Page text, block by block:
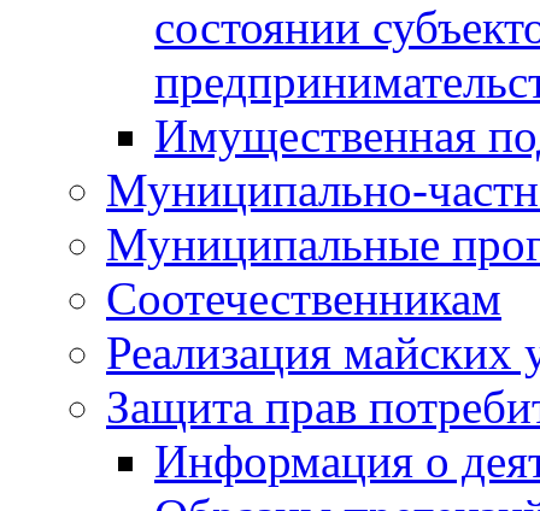
состоянии
Имущественная
Муниципально-
Муниципальные
Соотечественникам
Реализация майских
Защита прав
Информация о